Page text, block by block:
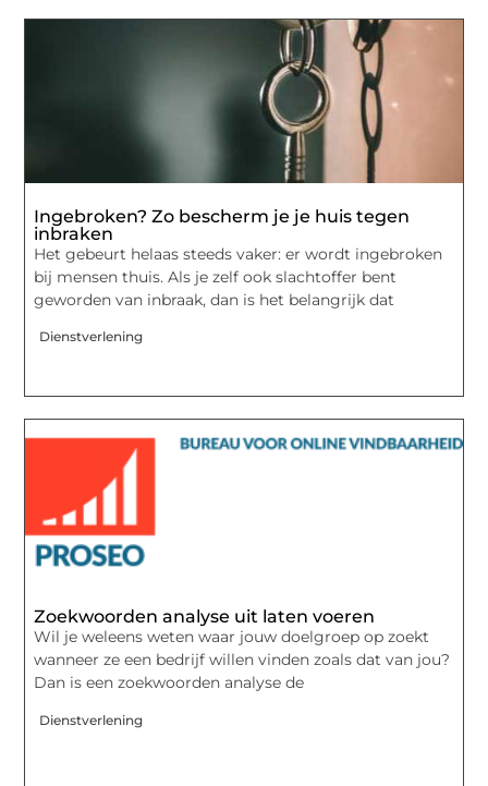
Ingebroken? Zo bescherm je je huis tegen
inbraken
Het gebeurt helaas steeds vaker: er wordt ingebroken
bij mensen thuis. Als je zelf ook slachtoffer bent
geworden van inbraak, dan is het belangrijk dat
Dienstverlening
Zoekwoorden analyse uit laten voeren
Wil je weleens weten waar jouw doelgroep op zoekt
wanneer ze een bedrijf willen vinden zoals dat van jou?
Dan is een zoekwoorden analyse de
Dienstverlening